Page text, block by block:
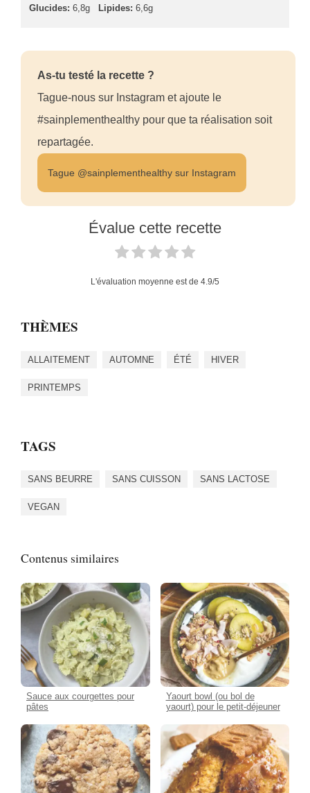
Glucides: 6,8g Lipides: 6,6g
As-tu testé la recette ?
Tague-nous sur Instagram et ajoute le
#sainplementhealthy pour que ta réalisation soit
repartagée.
Tague @sainplementhealthy sur Instagram
Évalue cette recette
L'évaluation moyenne est de 4.9/5
THÈMES
ALLAITEMENT AUTOMNE ÉTÉ HIVER
PRINTEMPS
TAGS
SANS BEURRE SANS CUISSON SANS LACTOSE
VEGAN
Contenus similaires
Sauce aux courgettes pour
pâtes
Yaourt bowl (ou bol de
yaourt) pour le petit-déjeuner